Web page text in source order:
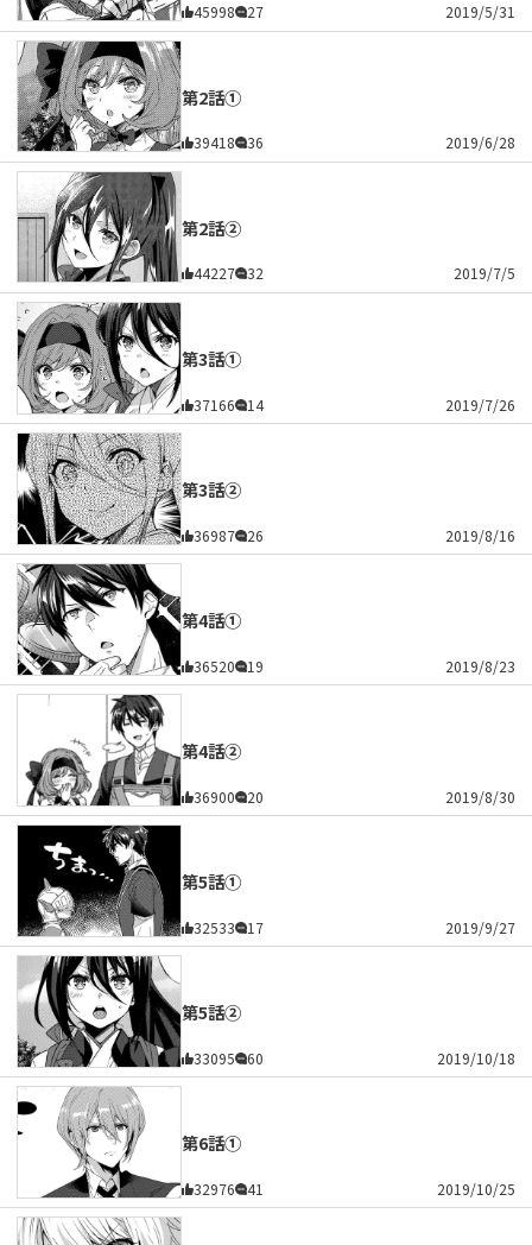
45998 27 2019/5/31
第2話①
39418 36 2019/6/28
第2話②
44227 32 2019/7/5
第3話①
37166 14 2019/7/26
第3話②
36987 26 2019/8/16
第4話①
36520 19 2019/8/23
第4話②
36900 20 2019/8/30
第5話①
32533 17 2019/9/27
第5話②
33095 60 2019/10/18
第6話①
32976 41 2019/10/25